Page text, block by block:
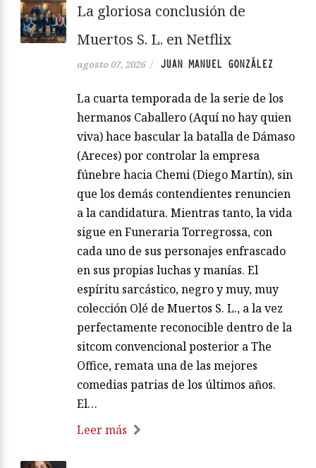
La gloriosa conclusión de
Muertos S. L. en Netflix
agosto 07, 2026 / JUAN MANUEL GONZÁLEZ
La cuarta temporada de la serie de los
hermanos Caballero (Aquí no hay quien
viva) hace bascular la batalla de Dámaso
(Areces) por controlar la empresa
fúnebre hacia Chemi (Diego Martín), sin
que los demás contendientes renuncien
a la candidatura. Mientras tanto, la vida
sigue en Funeraria Torregrossa, con
cada uno de sus personajes enfrascado
en sus propias luchas y manías. El
espíritu sarcástico, negro y muy, muy
colección Olé de Muertos S. L., a la vez
perfectamente reconocible dentro de la
sitcom convencional posterior a The
Office, remata una de las mejores
comedias patrias de los últimos años.
El…
Leer más